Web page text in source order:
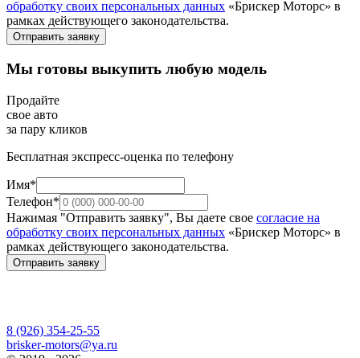
обработку своих персональных данных «Брискер Моторс» в
рамках действующего законодательства.
Отправить заявку
Мы готовы выкупить любую модель
Продайте
свое авто
за пару кликов
Бесплатная экспресс-оценка по телефону
Имя*
Телефон*
Нажимая "Отправить заявку", Вы даете свое согласие на
обработку своих персональных данных «Брискер Моторс» в
рамках действующего законодательства.
Отправить заявку
8 (926) 354-25-55
brisker-motors@ya.ru